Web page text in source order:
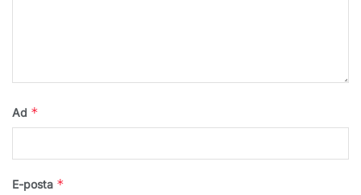
Ad *
E-posta *